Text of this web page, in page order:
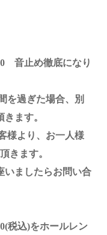
音止め徹底になり
を過ぎた場合、別
ます。
様より、お一人様
きます。
いましたらお問い合
税込)をホールレン